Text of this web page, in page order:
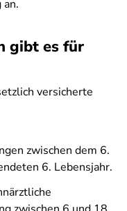
gibt es für
versicherte
zwischen dem 6.
6. Lebensjahr.